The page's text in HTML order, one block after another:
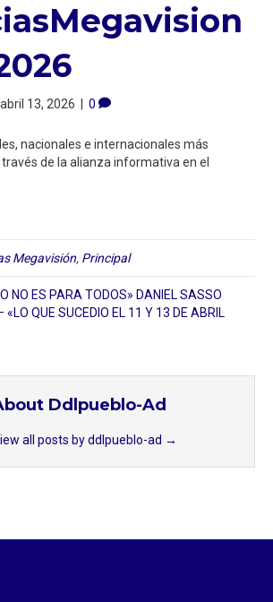
abril 13, 2026 0
nacionales e internacionales más
de la alianza informativa en el
Megavisión, Principal
NO ES PARA TODOS» DANIEL SASSO
«LO QUE SUCEDIO EL 11 Y 13 DE ABRIL
Ddlpueblo-Ad
all posts by ddlpueblo-ad →